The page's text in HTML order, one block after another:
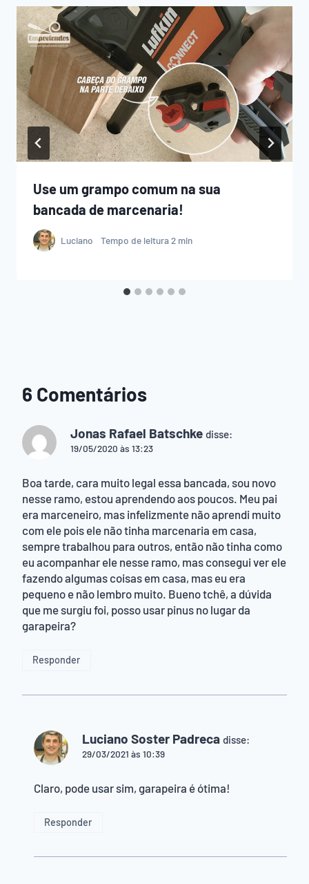
Use um grampo comum na sua
bancada de marcenaria!
Luciano Tempo de leitura2 min
6 Comentários
Jonas Rafael Batschke disse:
19/05/2020 às 13:23
Boa tarde, cara muito legal essa bancada, sou novo
nesse ramo, estou aprendendo aos poucos. Meu pai
era marceneiro, mas infelizmente não aprendi muito
com ele pois ele não tinha marcenaria em casa,
sempre trabalhou para outros, então não tinha como
eu acompanhar ele nesse ramo, mas consegui ver ele
fazendo algumas coisas em casa, mas eu era
pequeno e não lembro muito. Bueno tchê, a dúvida
que me surgiu foi, posso usar pinus no lugar da
garapeira?
Responder
Luciano Soster Padreca disse:
29/03/2021 às 10:39
Claro, pode usar sim, garapeira é ótima!
Responder